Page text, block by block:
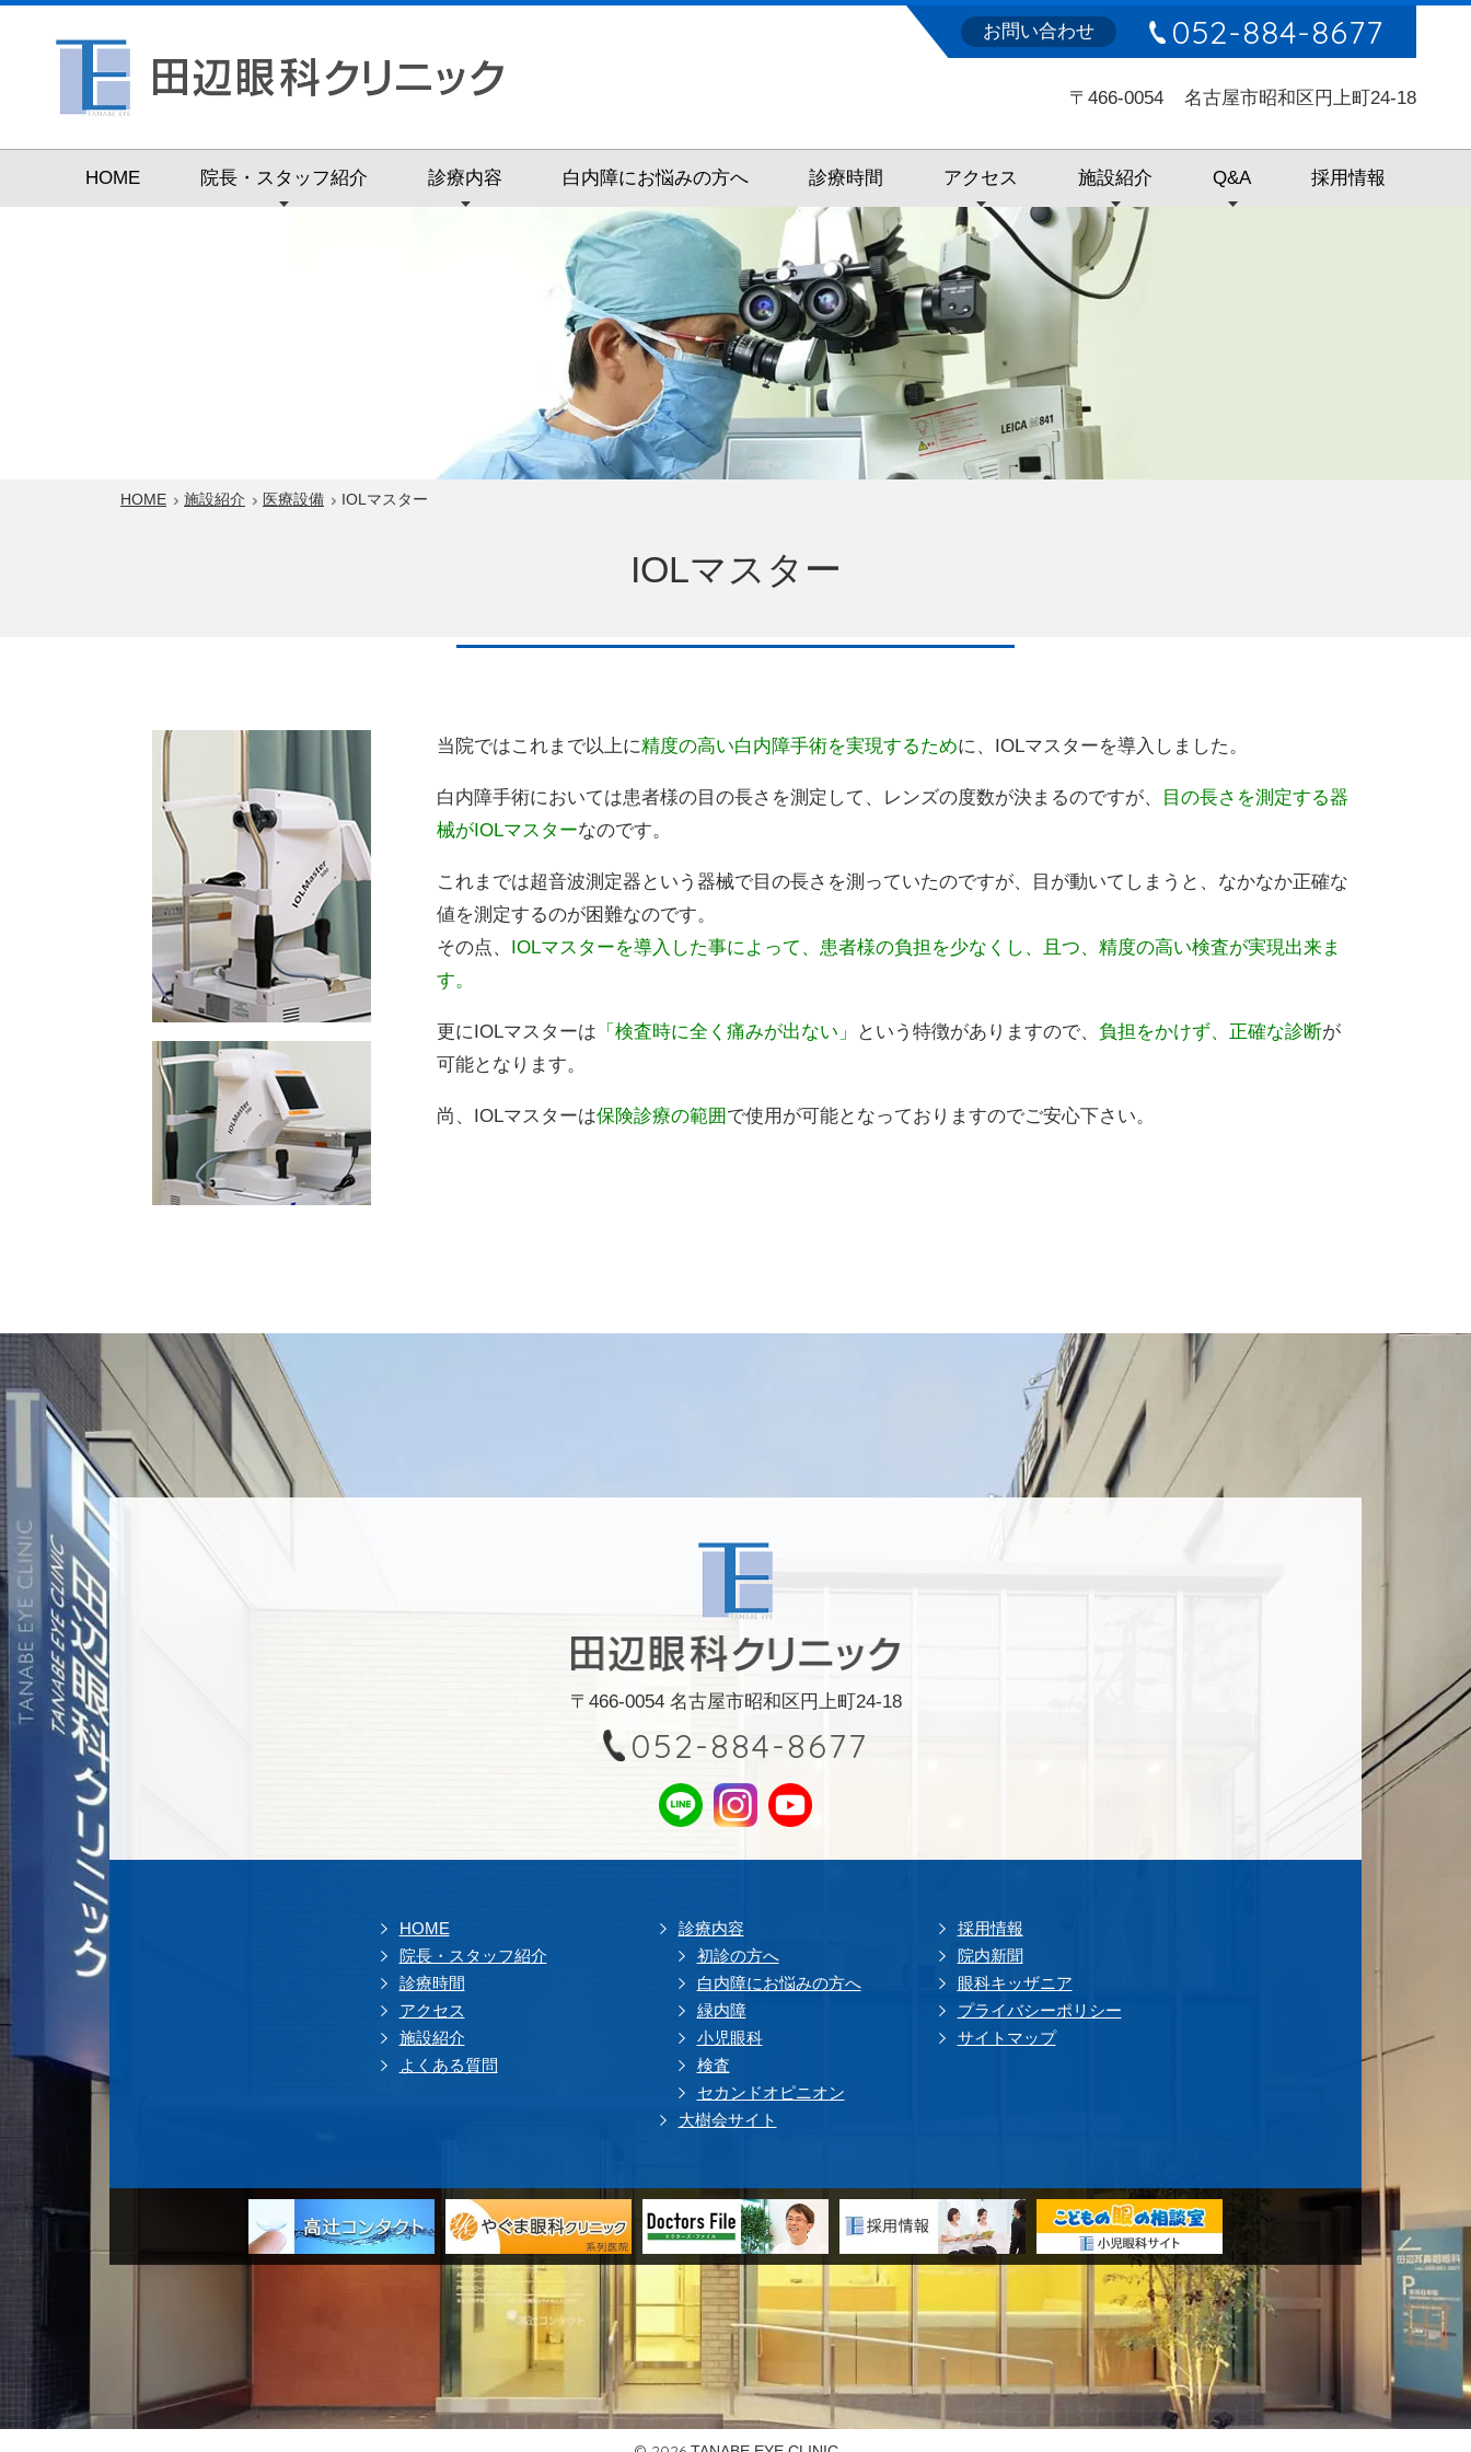
〒466-0054 名古屋市昭和区円上町24-18
お問い合わせ 052-884-8677
HOME 院長・スタッフ紹介 診療内容 白内障にお悩みの方へ 診療時間 アクセス 施設紹介 Q&A 採用情報
HOME 施設紹介 医療設備 IOLマスター
IOLマスター
当院ではこれまで以上に精度の高い白内障手術を実現するために、IOLマスターを導入しました。
白内障手術においては患者様の目の長さを測定して、レンズの度数が決まるのですが、
目の長さを測定する器
械がIOLマスターなのです。
これまでは超音波測定器という器械で目の長さを測っていたのですが、目が動いてしまうと、なかなか正確な
値を測定するのが困難なのです。
その点、
IOLマスターを導入した事によって、患者様の負担を少なくし、且つ、精度の高い検査が実現出来ま
す。
更にIOLマスターは 「検査時に全く痛みが出ない」 という特徴がありますので、 負担をかけず、正確な診断が
可能となります。
尚、IOLマスターは保険診療の範囲 で使用が可能となっておりますのでご安心下さい。
〒466-0054 名古屋市昭和区円上町24-18
052-884-8677
HOME
院長・スタッフ紹介
診療時間
アクセス
施設紹介
よくある質問
診療内容
初診の方へ
白内障にお悩みの方へ
緑内障
小児眼科
検査
セカンドオピニオン
大樹会サイト
採用情報
院内新聞
眼科キッザニア
プライバシーポリシー
サイトマップ